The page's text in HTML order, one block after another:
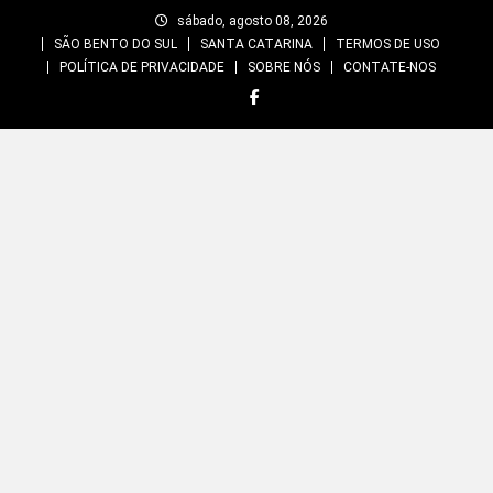
sábado, agosto 08, 2026
SÃO BENTO DO SUL
SANTA CATARINA
TERMOS DE USO
POLÍTICA DE PRIVACIDADE
SOBRE NÓS CONTATE-NOS